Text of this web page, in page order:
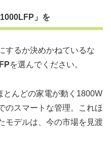
」を
するか決めかねているな
を選んでください。
とんどの家電が動く1800W
のスマートな管理。これほ
モデルは、今の市場を見渡